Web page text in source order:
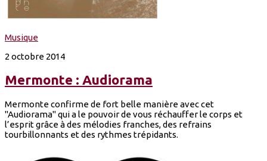
Musique
2 octobre 2014
Mermonte : Audiorama
Mermonte confirme de fort belle manière avec cet
"Audiorama" qui a le pouvoir de vous réchauffer le corps et
l’esprit grâce à des mélodies franches, des refrains
tourbillonnants et des rythmes trépidants.